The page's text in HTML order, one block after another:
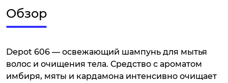
Обзор
Depot 606 — освежающий шампунь для мытья
волос и очищения тела. Средство с ароматом
имбиря, мяты и кардамона интенсивно очищает